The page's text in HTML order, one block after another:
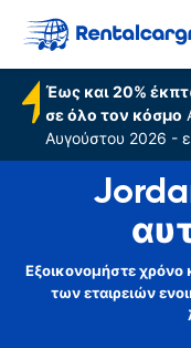
Έως και 20%
σε όλο τον κόσμο
Αυγούστου 2026 -
Εξοικονομήστε χρόνο
των εταιρειών